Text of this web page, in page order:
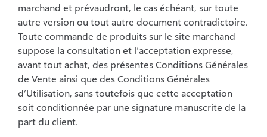
marchand et prévaudront, le cas échéant, sur toute
autre version ou tout autre document contradictoire.
Toute commande de produits sur le site marchand
suppose la consultation et l’acceptation expresse,
avant tout achat, des présentes Conditions Générales
de Vente ainsi que des Conditions Générales
d’Utilisation, sans toutefois que cette acceptation
soit conditionnée par une signature manuscrite de la
part du client.